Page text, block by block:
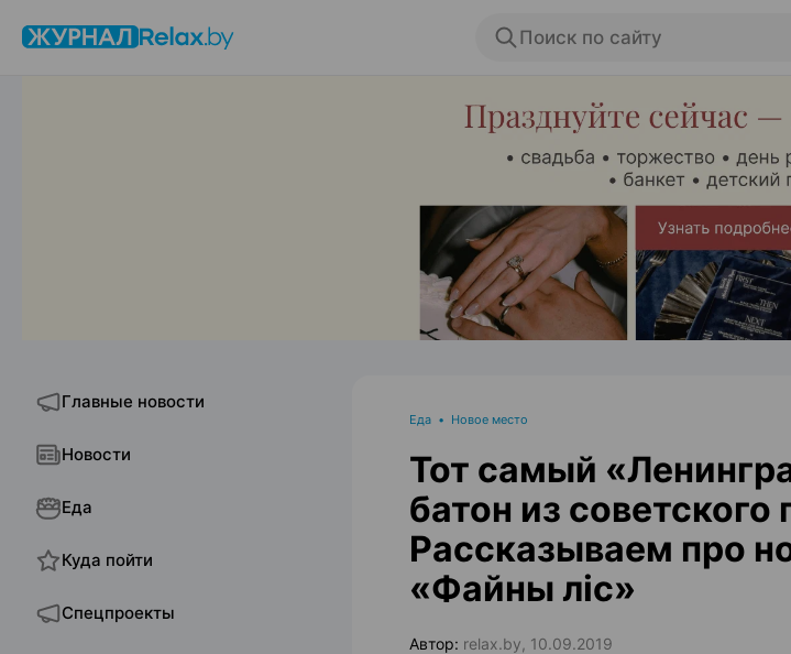
Поиск по сайту
ЭФФЕКТИВНАЯ РЕКЛАМА
Главные новости
Новости
Еда
Куда пойти
Спецпроекты
Еда • Новое место
Тот самый
батон из советского
Рассказываем про
«Файны ліс»
Автор: relax.by, 10.09.2019